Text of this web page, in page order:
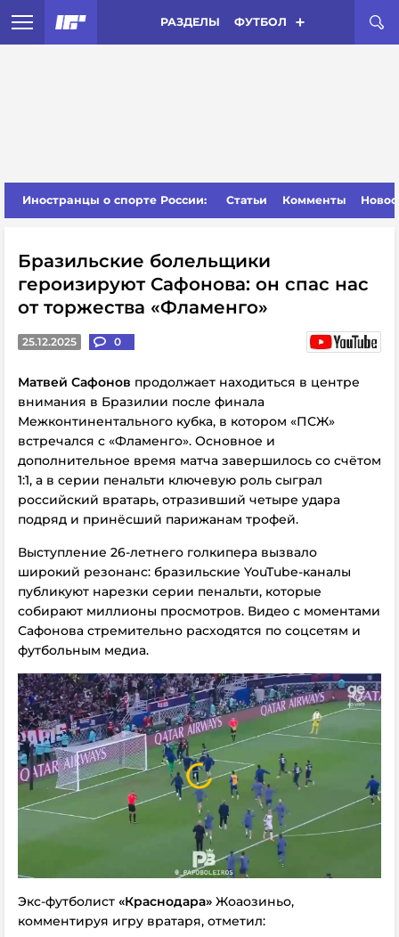
РАЗДЕЛЫ ФУТБОЛ
Иностранцы о спорте России: Статьи Комменты
Бразильские болельщики
героизируют Сафонова: он спас нас
от торжества «Фламенго»
25.12.2025 0
Матвей Сафонов продолжает находиться в центре
внимания в Бразилии после финала
Межконтинентального кубка, в котором «ПСЖ»
встречался с «Фламенго». Основное и
дополнительное время матча завершилось со счётом
1:1, а в серии пенальти ключевую роль сыграл
российский вратарь, отразивший четыре удара
подряд и принёсший парижанам трофей.
Выступление 26-летнего голкипера вызвало
широкий резонанс: бразильские YouTube-каналы
публикуют нарезки серии пенальти, которые
собирают миллионы просмотров. Видео с моментами
Сафонова стремительно расходятся по соцсетям и
футбольным медиа.
Экс-футболист «Краснодара» Жоаозиньо,
комментируя игру вратаря, отметил: